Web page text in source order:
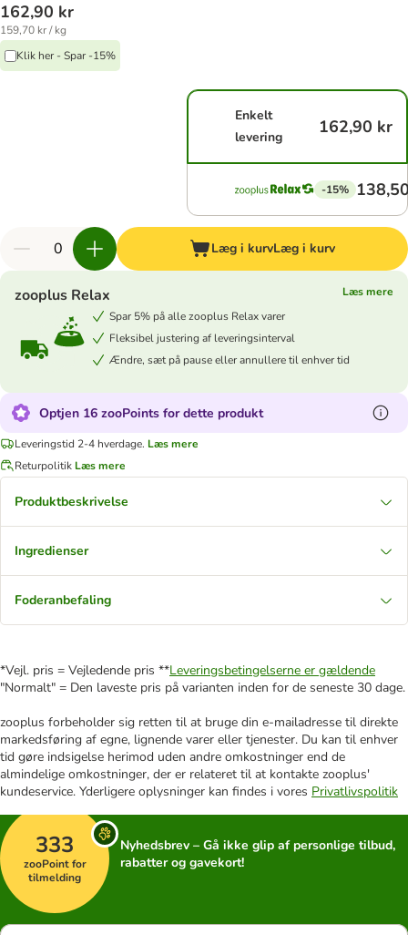
162,90 kr
159,70 kr / kg
Klik her - Spar -15%
Enkelt
levering
162,90 kr
-15%
Læg i kurvLæg i kurv
zooplus Relax
Læs mere
Spar 5% på alle zooplus Relax varer
Fleksibel justering af leveringsinterval
Ændre, sæt på pause eller annullere til enhver tid
Optjen 16 zooPoints for dette produkt
Leveringstid 2-4 hverdage. Læs mere
Returpolitik Læs mere
Produktbeskrivelse
Ingredienser
Foderanbefaling
*Vejl. pris = Vejledende pris **Leveringsbetingelserne er gældende
"Normalt" = Den laveste pris på varianten inden for de seneste 30 dage.
zooplus forbeholder sig retten til at bruge din e-mailadresse til direkte
markedsføring af egne, lignende varer eller tjenester. Du kan til enhver
tid gøre indsigelse herimod uden andre omkostninger end de
almindelige omkostninger, der er relateret til at kontakte zooplus'
kundeservice. Yderligere oplysninger kan findes i vores Privatlivspolitik
333
zooPoint for
tilmelding
Nyhedsbrev – Gå ikke glip af personlige tilbud,
rabatter og gavekort!